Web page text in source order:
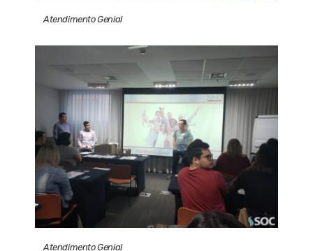
Atendimento Genial
Atendimento Genial